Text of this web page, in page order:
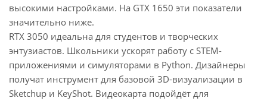
высокими настройками. На GTX 1650 эти показатели
значительно ниже.
RTX 3050 идеальна для студентов и творческих
энтузиастов. Школьники ускорят работу с STEM-
приложениями и симуляторами в Python. Дизайнеры
получат инструмент для базовой 3D-визуализации в
Sketchup и KeyShot. Видеокарта подойдёт для